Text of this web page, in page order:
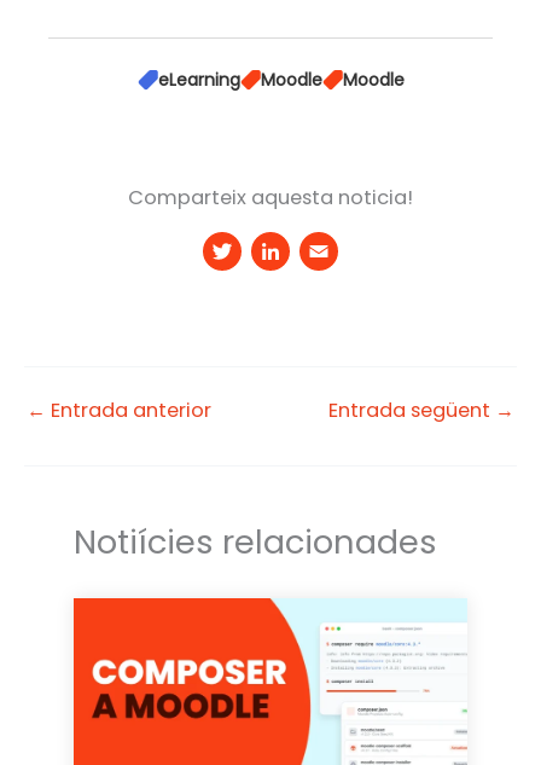
eLearning Moodle Moodle
Comparteix aquesta noticia!
T Li
← Entrada anterior Entrada següent →
Notiícies relacionades